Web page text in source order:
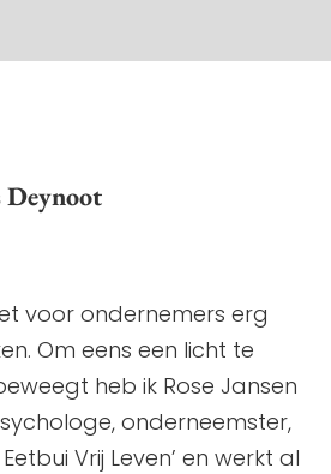
Deynoot
voor ondernemers erg
Om eens een licht te
heb ik Rose Jansen
onderneemster,
Vrij Leven’ en werkt al